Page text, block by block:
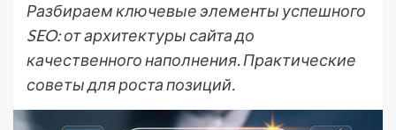
Разбираем ключевые элементы успешного
SEO: от архитектуры сайта до
качественного наполнения. Практические
советы для роста позиций.